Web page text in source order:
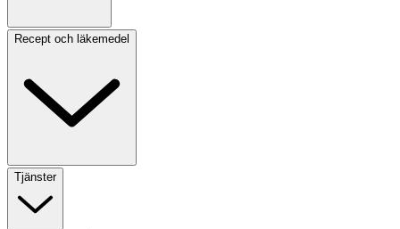
Recept och läkemedel
Tjänster